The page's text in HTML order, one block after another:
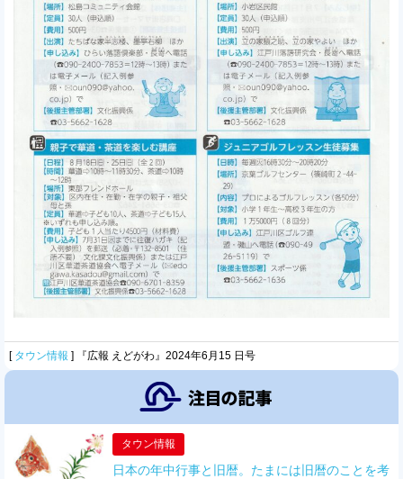
[ タウン情報 ] 『広報 えどがわ』2024年6月15 日号
タウン情報
日本の年中行事と旧暦。たまには旧暦のことを考